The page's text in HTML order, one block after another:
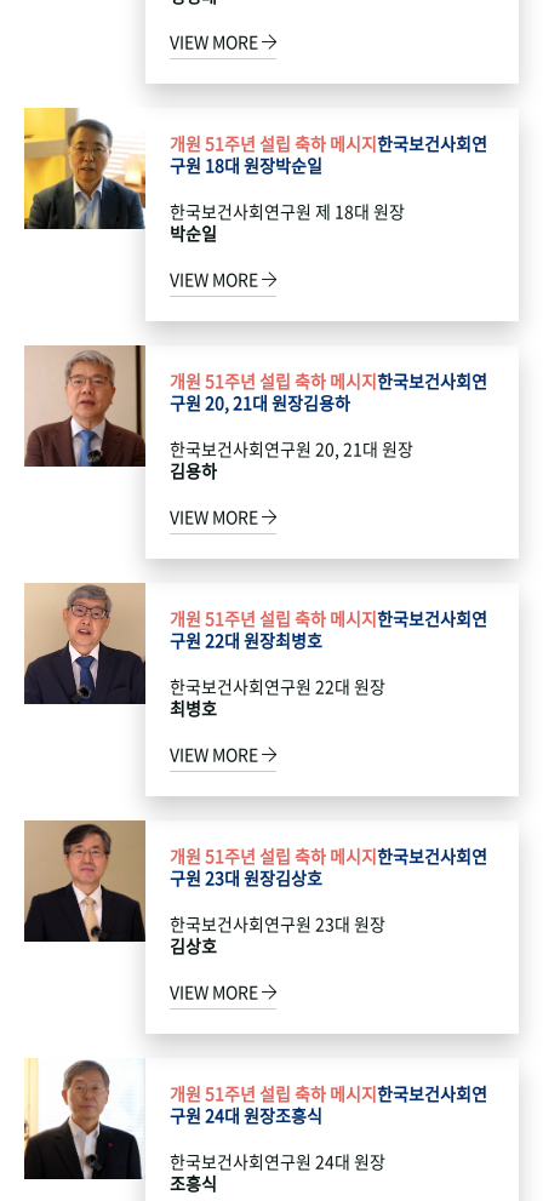
VIEW MORE
개원 51주년 설립 축하 메시지한국보건사회연
구원 18대 원장박순일
한국보건사회연구원 제 18대 원장
박순일
VIEW MORE
개원 51주년 설립 축하 메시지한국보건사회연
구원 20, 21대 원장김용하
한국보건사회연구원 20, 21대 원장
김용하
VIEW MORE
개원 51주년 설립 축하 메시지한국보건사회연
구원 22대 원장최병호
한국보건사회연구원 22대 원장
최병호
VIEW MORE
개원 51주년 설립 축하 메시지한국보건사회연
구원 23대 원장김상호
한국보건사회연구원 23대 원장
김상호
VIEW MORE
개원 51주년 설립 축하 메시지한국보건사회연
구원 24대 원장조흥식
한국보건사회연구원 24대 원장
조흥식